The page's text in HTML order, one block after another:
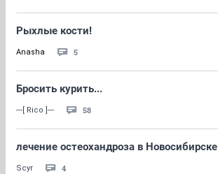
Рыхлые кости!
Anasha 5
Бросить курить...
---[ Rico ]--- 58
лечение остеохандроза в Новосибирске
Scyr 4